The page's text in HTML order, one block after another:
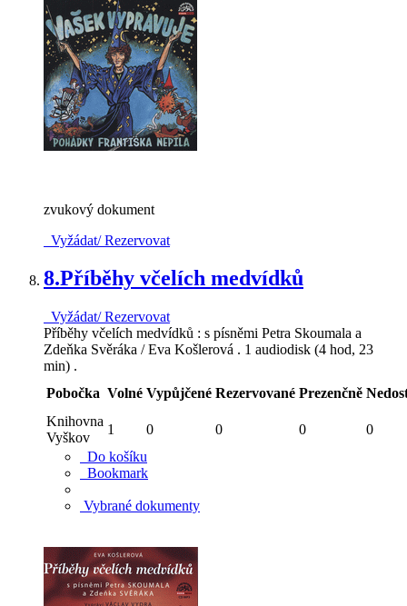
zvukový dokument
Vyžádat/ Rezervovat
8.Příběhy včelích medvídků
Vyžádat/ Rezervovat
Příběhy včelích medvídků : s písněmi Petra Skoumala a
Zdeňka Svěráka / Eva Košlerová . 1 audiodisk (4 hod, 23
min) .
Pobočka Volné Vypůjčené Rezervované Prezenčně
Knihovna
Vyškov
1 0 0 0
0
Do košíku
Bookmark
Vybrané dokumenty